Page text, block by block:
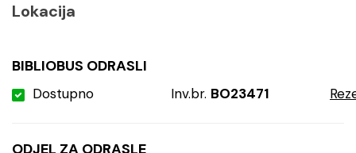
Lokacija
BIBLIOBUS ODRASLI
Dostupno Inv.br. BO23471
ODJEL ZA ODRASLE